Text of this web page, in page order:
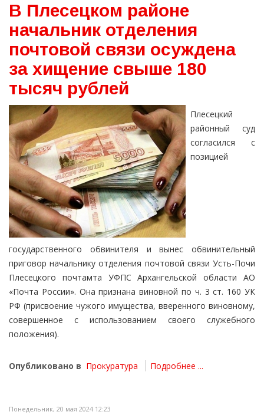
В Плесецком районе
начальник отделения
почтовой связи осуждена
за хищение свыше 180
тысяч рублей
Плесецкий
районный суд
согласился с
позицией
государственного обвинителя и вынес обвинительный
приговор начальнику отделения почтовой связи Усть-Почи
Плесецкого почтамта УФПС Архангельской области АО
«Почта России». Она признана виновной по ч. 3 ст. 160 УК
РФ (присвоение чужого имущества, вверенного виновному,
совершенное с использованием своего служебного
положения).
Опубликовано в Прокуратура Подробнее ...
Понедельник, 20 мая 2024 12:23